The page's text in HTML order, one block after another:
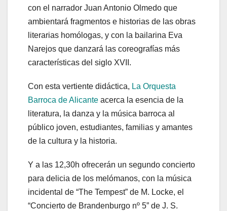
con el narrador Juan Antonio Olmedo que
ambientará fragmentos e historias de las obras
literarias homólogas, y con la bailarina Eva
Narejos que danzará las coreografías más
características del siglo XVII.
Con esta vertiente didáctica, La Orquesta
Barroca de Alicante acerca la esencia de la
literatura, la danza y la música barroca al
público joven, estudiantes, familias y amantes
de la cultura y la historia.
Y a las 12,30h ofrecerán un segundo concierto
para delicia de los melómanos, con la música
incidental de “The Tempest” de M. Locke, el
“Concierto de Brandenburgo nº 5” de J. S.